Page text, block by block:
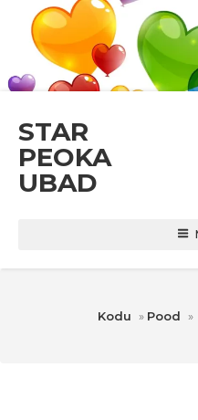
STAR
PEOKA
UBAD
Kodu » Pood »